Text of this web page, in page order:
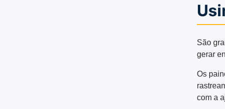
São
gerar
Os
com a